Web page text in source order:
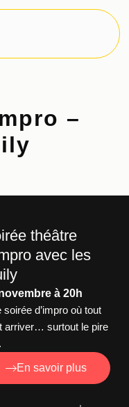
–
théâtre
avec les
à 20h
soirée d’impro où tout
arriver… surtout le pire
En savoir plus